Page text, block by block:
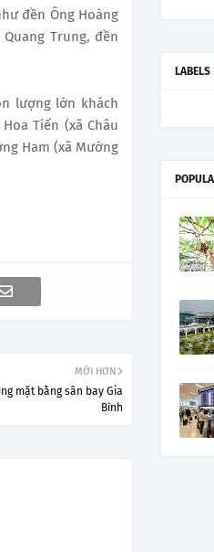
đền Ông Hoàng
Trung, đền
lượng lớn khách
Tiến (xã Châu
Ham (xã Mường
MỚI HƠN
mặt bằng sân bay Gia
Bình
LABELS